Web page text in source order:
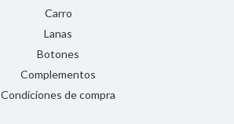
Carro
Lanas
Botones
Complementos
Condiciones de compra